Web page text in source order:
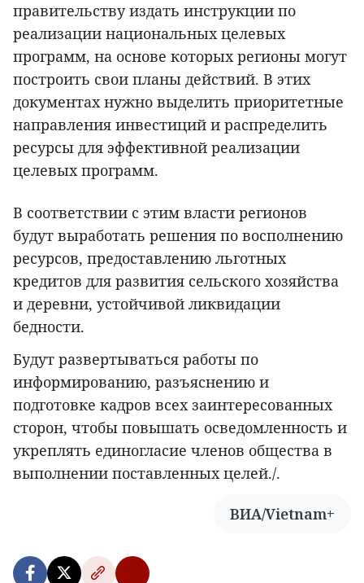
правительству издать инструкции по
реализации национальных целевых
программ, на основе которых регионы могут
построить свои планы действий. В этих
документах нужно выделить приоритетные
направления инвестиций и распределить
ресурсы для эффективной реализации
целевых программ.
В соответствии с этим власти регионов
будут выработать решения по восполнению
ресурсов, предоставлению льготных
кредитов для развития сельского хозяйства
и деревни, устойчивой ликвидации
бедности.
Будут развертываться работы по
информированию, разъяснению и
подготовке кадров всех заинтересованных
сторон, чтобы повышать осведомленность и
укреплять единогласие членов общества в
выполнении поставленных целей./.
ВИА/Vietnam+